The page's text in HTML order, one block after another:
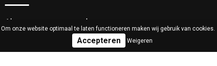
Algemene voorwaarden
Om onze website optimaal te laten functioneren maken wij gebruik van cookies.
Weigeren